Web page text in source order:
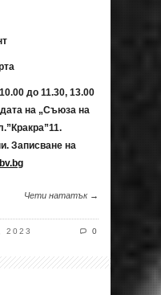
до 11.30, 13.00
на „Съюза на
Записване на
Чети нататък →
2023 0